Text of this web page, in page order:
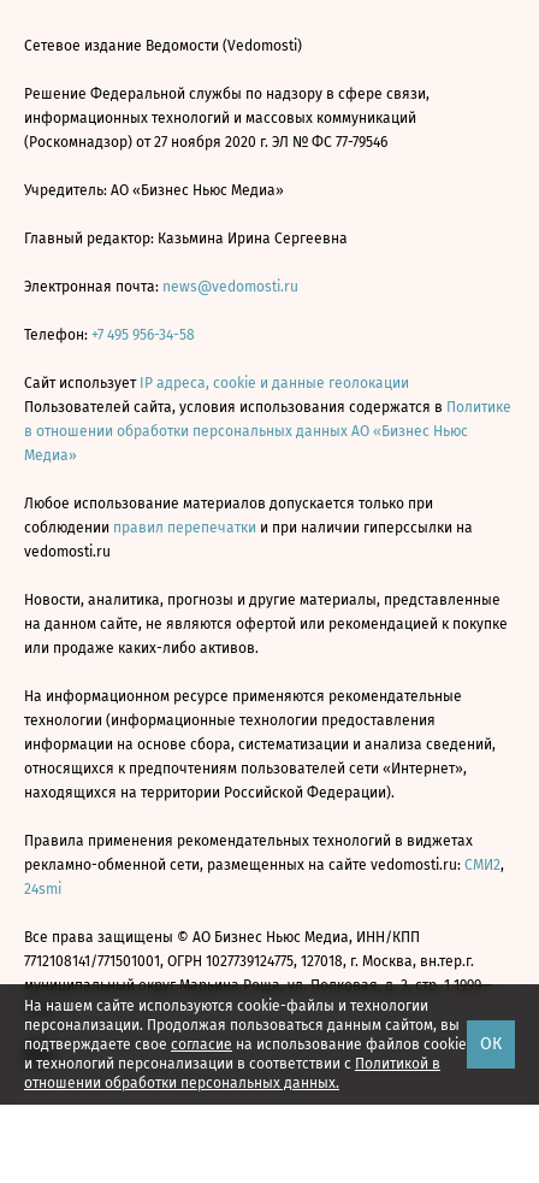
На нашем сайте используются cookie-файлы и технологии
персонализации. Продолжая пользоваться данным сайтом, вы
подтверждаете свое согласие на использование файлов cookie
и технологий персонализации в соответствии с Политикой в
отношении обработки персональных данных.
ОК
Сетевое издание Ведомости (Vedomosti)
Решение Федеральной службы по надзору в сфере связи,
информационных технологий и массовых коммуникаций
(Роскомнадзор) от 27 ноября 2020 г. ЭЛ № ФС 77-79546
Учредитель: АО «Бизнес Ньюс Медиа»
Главный редактор: Казьмина Ирина Сергеевна
Электронная почта: news@vedomosti.ru
Телефон: +7 495 956-34-58
Сайт использует IP адреса, cookie и данные геолокации
Пользователей сайта, условия использования содержатся в Политике
в отношении обработки персональных данных АО «Бизнес Ньюс
Медиа»
Любое использование материалов допускается только при
соблюдении правил перепечатки и при наличии гиперссылки на
vedomosti.ru
Новости, аналитика, прогнозы и другие материалы, представленные
на данном сайте, не являются офертой или рекомендацией к покупке
или продаже каких-либо активов.
На информационном ресурсе применяются рекомендательные
технологии (информационные технологии предоставления
информации на основе сбора, систематизации и анализа сведений,
относящихся к предпочтениям пользователей сети «Интернет»,
находящихся на территории Российской Федерации).
Правила применения рекомендательных технологий в виджетах
рекламно-обменной сети, размещенных на сайте vedomosti.ru: СМИ2,
24smi
Все права защищены © АО Бизнес Ньюс Медиа, ИНН/КПП
7712108141/771501001, ОГРН 1027739124775, 127018, г. Москва, вн.тер.г.
муниципальный округ Марьина Роща, ул. Полковая, д. 3, стр. 1 1999—
2026